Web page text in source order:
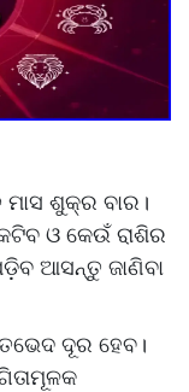
ଶୁକ୍ର ବାର।
ଓ କେଉଁ ରାଶିର
ଆସନ୍ତୁ ଜାଣିବା
ଦୂର ହେବ।